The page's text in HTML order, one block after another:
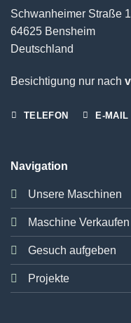
Schwanheimer Straße
64625 Bensheim
Deutschland
Besichtigung nur nach
TELEFON E-MAIL
Navigation
Unsere Maschinen
Maschine Verkaufen
Gesuch aufgeben
Projekte